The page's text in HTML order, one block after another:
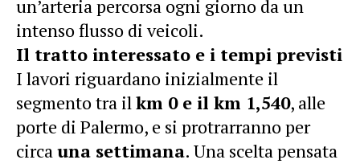
un’arteria percorsa ogni giorno da un
intenso flusso di veicoli.
Il tratto interessato e i tempi previsti
I lavori riguardano inizialmente il
segmento tra ilkm 0 e il km 1,540, alle
porte di Palermo, e si protrarranno per
circauna settimana. Una scelta pensata